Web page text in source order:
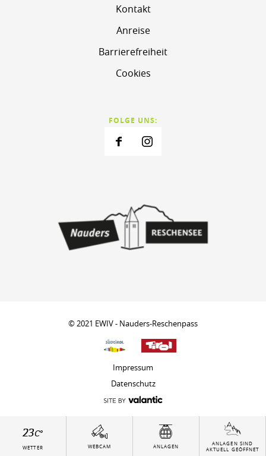
23C°
WETTER WEBCAM ANLAGEN
ANLAGEN SIND
AKTUELL GEÖFFNET
Kontakt
Anreise
Barrierefreiheit
Cookies
FOLGE UNS:
© 2021 EWIV - Nauders-Reschenpass
Impressum
Datenschutz